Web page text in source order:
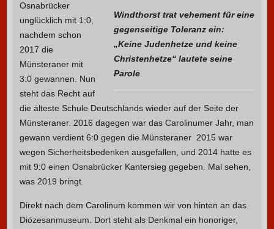
Windthorst trat vehement für eine
gegenseitige Toleranz ein:
„Keine Judenhetze und keine
Christenhetze“ lautete seine
Parole
Osnabrücker
unglücklich mit 1:0,
nachdem schon
2017 die
Münsteraner mit
3:0 gewannen. Nun
steht das Recht auf
die älteste Schule Deutschlands wieder auf der Seite der
Münsteraner. 2016 dagegen war das Carolinumer Jahr, man
gewann verdient 6:0 gegen die Münsteraner 2015 war
wegen Sicherheitsbedenken ausgefallen, und 2014 hatte es
mit 9:0 einen Osnabrücker Kantersieg gegeben. Mal sehen,
was 2019 bringt.
Direkt nach dem Carolinum kommen wir von hinten an das
Diözesanmuseum. Dort steht als Denkmal ein honoriger,